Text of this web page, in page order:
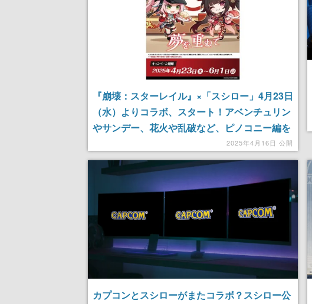
『崩壊：スターレイル』×「スシロー」4月23日
（水）よりコラボ、スタート！アベンチュリン
やサンデー、花火や乱破など、ピノコニー編を
中心とした『スタレ』キャラが登場。コラボ限
定の“ボトル”や“すし皿”がもらえる
2025年4月16日 公開
カプコンとスシローがまたコラボ？スシロー公